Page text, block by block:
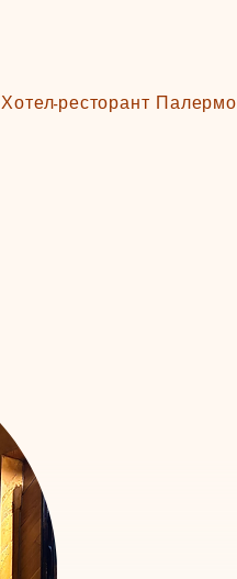
Хотел-ресторант Палермо